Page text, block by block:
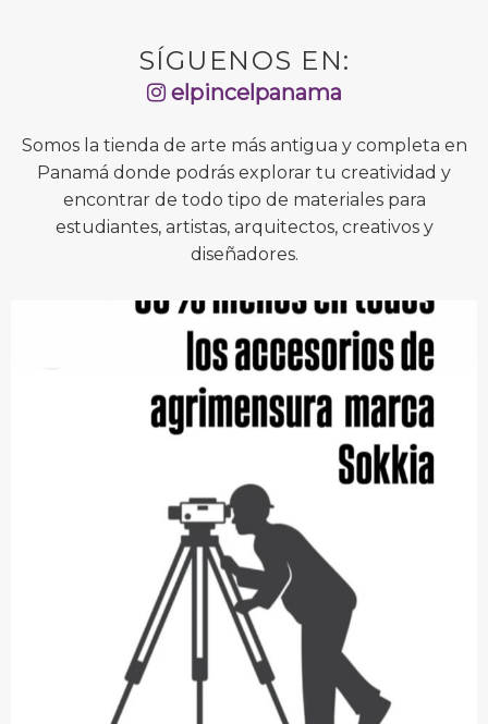
SÍGUENOS EN:
elpincelpanama
Somos la tienda de arte más antigua y completa en
Panamá donde podrás explorar tu creatividad y
encontrar de todo tipo de materiales para
estudiantes, artistas, arquitectos, creativos y
diseñadores.